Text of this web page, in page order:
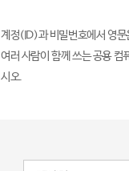
계정(ID)과 비밀번호에서 영문
여러 사람이 함께 쓰는 공용 컴
시오.